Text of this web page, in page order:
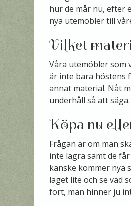
hur de mår nu, efter
nya utemöbler till
Vilket
Våra utemöbler som
är inte bara höstens
annat material. Nåt
underhåll så att säga.
Köpa nu
Frågan är om man
inte lagra samt de
kanske kommer nya
läget lite och se vad
fort, man hinner ju